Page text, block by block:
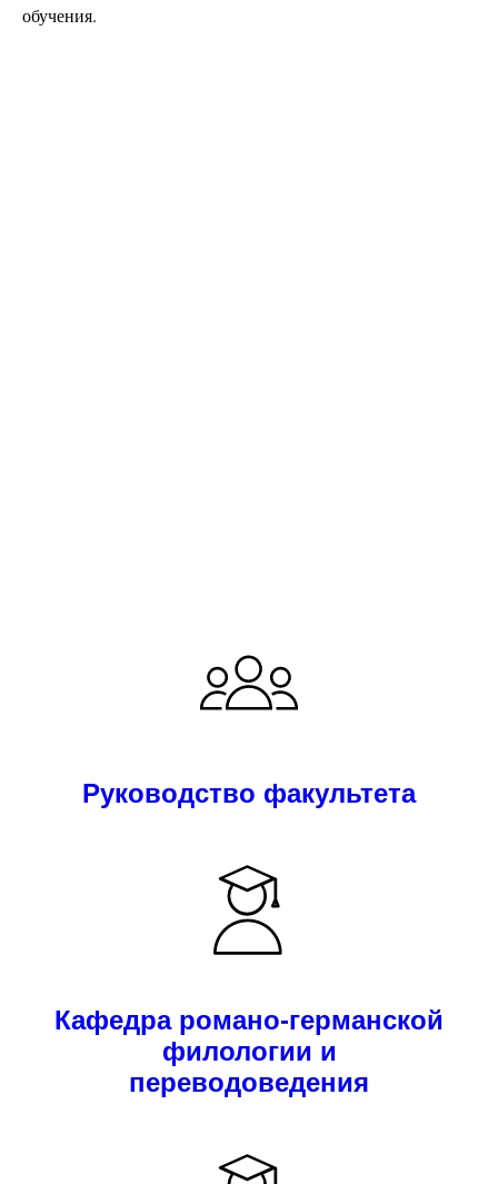
обучения.
Руководство факультета
Кафедра романо-германской
филологии и
переводоведения